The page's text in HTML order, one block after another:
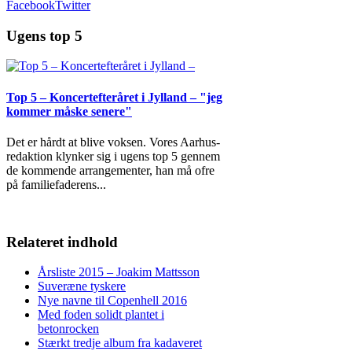
FacebookTwitter
Ugens top 5
Top 5 – Koncertefteråret i Jylland – "jeg
kommer måske senere"
Det er hårdt at blive voksen. Vores Aarhus-
redaktion klynker sig i ugens top 5 gennem
de kommende arrangementer, han må ofre
på familiefaderens...
Relateret indhold
Årsliste 2015 – Joakim Mattsson
Suveræne tyskere
Nye navne til Copenhell 2016
Med foden solidt plantet i
betonrocken
Stærkt tredje album fra kadaveret